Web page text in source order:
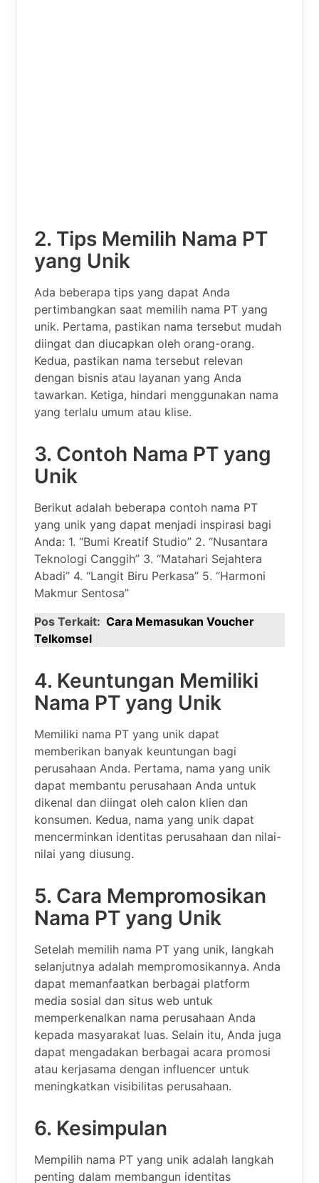
2. Tips Memilih Nama PT
yang Unik
Ada beberapa tips yang dapat Anda
pertimbangkan saat memilih nama PT yang
unik. Pertama, pastikan nama tersebut mudah
diingat dan diucapkan oleh orang-orang.
Kedua, pastikan nama tersebut relevan
dengan bisnis atau layanan yang Anda
tawarkan. Ketiga, hindari menggunakan nama
yang terlalu umum atau klise.
3. Contoh Nama PT yang
Unik
Berikut adalah beberapa contoh nama PT
yang unik yang dapat menjadi inspirasi bagi
Anda: 1. “Bumi Kreatif Studio” 2. “Nusantara
Teknologi Canggih” 3. “Matahari Sejahtera
Abadi” 4. “Langit Biru Perkasa” 5. “Harmoni
Makmur Sentosa”
Pos Terkait: Cara Memasukan Voucher
Telkomsel
4. Keuntungan Memiliki
Nama PT yang Unik
Memiliki nama PT yang unik dapat
memberikan banyak keuntungan bagi
perusahaan Anda. Pertama, nama yang unik
dapat membantu perusahaan Anda untuk
dikenal dan diingat oleh calon klien dan
konsumen. Kedua, nama yang unik dapat
mencerminkan identitas perusahaan dan nilai-
nilai yang diusung.
5. Cara Mempromosikan
Nama PT yang Unik
Setelah memilih nama PT yang unik, langkah
selanjutnya adalah mempromosikannya. Anda
dapat memanfaatkan berbagai platform
media sosial dan situs web untuk
memperkenalkan nama perusahaan Anda
kepada masyarakat luas. Selain itu, Anda juga
dapat mengadakan berbagai acara promosi
atau kerjasama dengan influencer untuk
meningkatkan visibilitas perusahaan.
6. Kesimpulan
Mempilih nama PT yang unik adalah langkah
penting dalam membangun identitas